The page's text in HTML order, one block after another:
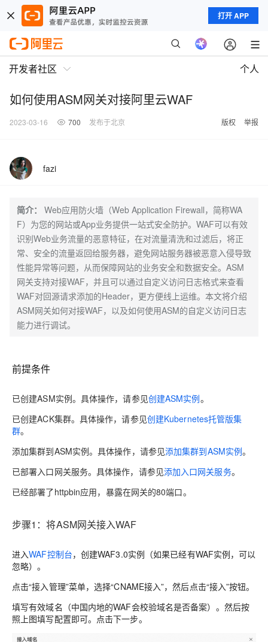
打开 APP
开发者社区 个人
如何使用ASM网关对接阿里云WAF
2023-03-16 700 发布于北京 版权 举报
fazi
简介：
Web应用防火墙（Web Application Firewall，简称WA
F）为您的网站或App业务提供一站式安全防护。WAF可以有效
识别Web业务流量的恶意特征，在对流量清洗和过滤后，将正
常、安全的流量返回给服务器，避免网站服务器被恶意入侵导致
性能异常等问题，从而保障网站的业务安全和数据安全。ASM
网关支持对接WAF，并且可以通过自定义访问日志格式来查看
WAF对回源请求添加的Header，更方便线上运维。本文将介绍
ASM网关如何对接WAF，以及如何使用ASM的自定义访问日志
能力进行调试。
前提条件
已创建ASM实例。具体操作，请参见创建ASM实例。
已创建ACK集群。具体操作，请参见创建Kubernetes托管版集
群。
添加集群到ASM实例。具体操作，请参见添加集群到ASM实例。
已部署入口网关服务。具体操作，请参见添加入口网关服务。
已经部署了httpbin应用，暴露在网关的80端口。
步骤1：将ASM网关接入WAF
进入WAF控制台，创建WAF3.0实例（如果已经有WAF实例，可以
忽略）。
点击“接入管理”菜单，选择“CNAME接入”，然后点击“接入”按钮。
填写有效域名（中国内地的WAF会校验域名是否备案）。然后按
照上图填写配置即可。点击下一步。